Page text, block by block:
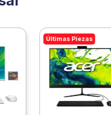
Últimas Piezas